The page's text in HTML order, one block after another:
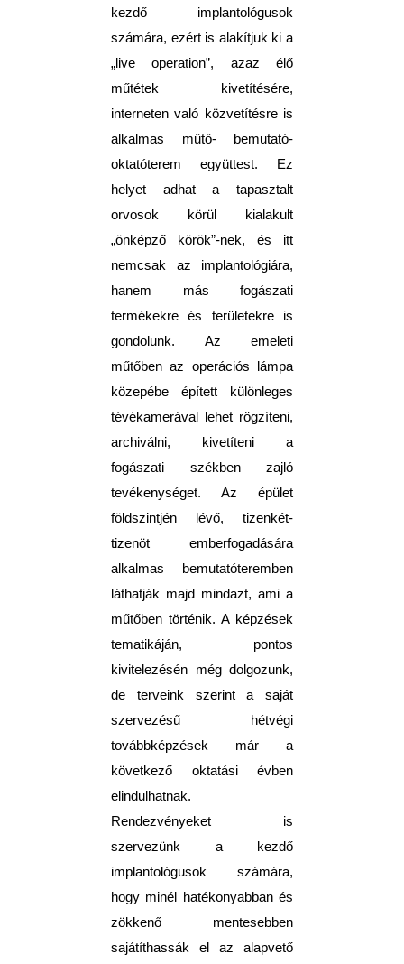
kezdő implantológusok
számára, ezért is alakítjuk ki a
„live operation”, azaz élő
műtétek kivetítésére,
interneten való közvetítésre is
alkalmas műtő- bemutató-
oktatóterem együttest. Ez
helyet adhat a tapasztalt
orvosok körül kialakult
„önképző körök”-nek, és itt
nemcsak az implantológiára,
hanem más fogászati
termékekre és területekre is
gondolunk. Az emeleti
műtőben az operációs lámpa
közepébe épített különleges
tévékamerával lehet rögzíteni,
archiválni, kivetíteni a
fogászati székben zajló
tevékenységet. Az épület
földszintjén lévő, tizenkét-
tizenöt emberfogadására
alkalmas bemutatóteremben
láthatják majd mindazt, ami a
műtőben történik. A képzések
tematikáján, pontos
kivitelezésén még dolgozunk,
de terveink szerint a saját
szervezésű hétvégi
továbbképzések már a
következő oktatási évben
elindulhatnak.
Rendezvényeket is
szervezünk a kezdő
implantológusok számára,
hogy minél hatékonyabban és
zökkenő mentesebben
sajátíthassák el az alapvető